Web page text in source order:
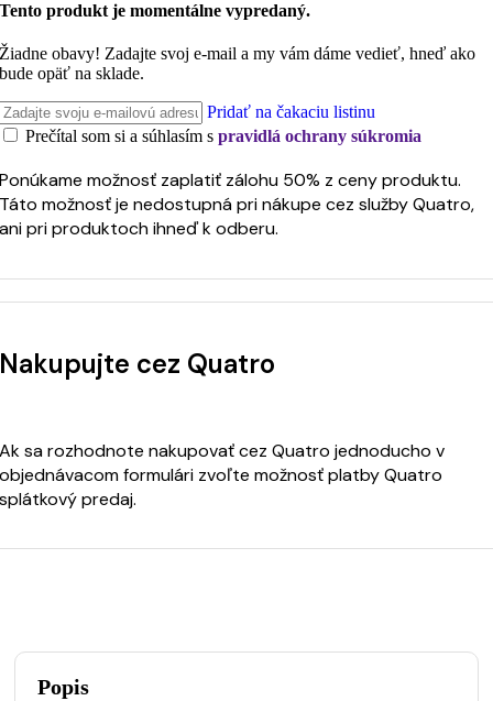
Tento produkt je momentálne vypredaný.
Žiadne obavy! Zadajte svoj e-mail a my vám dáme vedieť, hneď ako
bude opäť na sklade.
Pridať na čakaciu listinu
Prečítal som si a súhlasím s pravidlá ochrany súkromia
Ponúkame možnosť zaplatiť zálohu 50% z ceny produktu.
Táto možnosť je nedostupná pri nákupe cez služby Quatro,
ani pri produktoch ihneď k odberu.
Nakupujte cez Quatro
Ak sa rozhodnote nakupovať cez Quatro jednoducho v
objednávacom formulári zvoľte možnosť platby Quatro
splátkový predaj.
Popis